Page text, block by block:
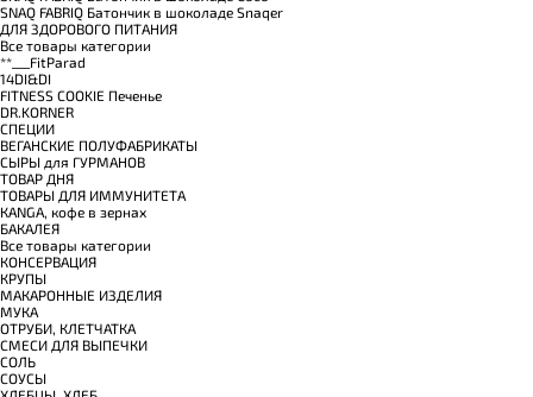
SNAQ FABRIQ Батончик в шоколаде Snaqer
ДЛЯ ЗДОРОВОГО ПИТАНИЯ
Все товары категории
**___FitParad
14DI&DI
FITNESS COOKIE Печенье
DR.KORNER
СПЕЦИИ
ВЕГАНСКИЕ ПОЛУФАБРИКАТЫ
СЫРЫ для ГУРМАНОВ
TОВАР ДНЯ
TОВАРЫ ДЛЯ ИММУНИТЕТА
КANGA, кофе в зернах
БАКАЛЕЯ
Все товары категории
КОНСЕРВАЦИЯ
КРУПЫ
МАКАРОННЫЕ ИЗДЕЛИЯ
МУКА
ОТРУБИ, КЛЕТЧАТКА
СМЕСИ ДЛЯ ВЫПЕЧКИ
СОЛЬ
СОУСЫ